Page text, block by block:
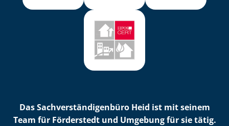
Das Sach­ver­stän­di­gen­bü­ro Heid ist mit seinem
Team für Förderstedt und Umgebung für sie tätig.